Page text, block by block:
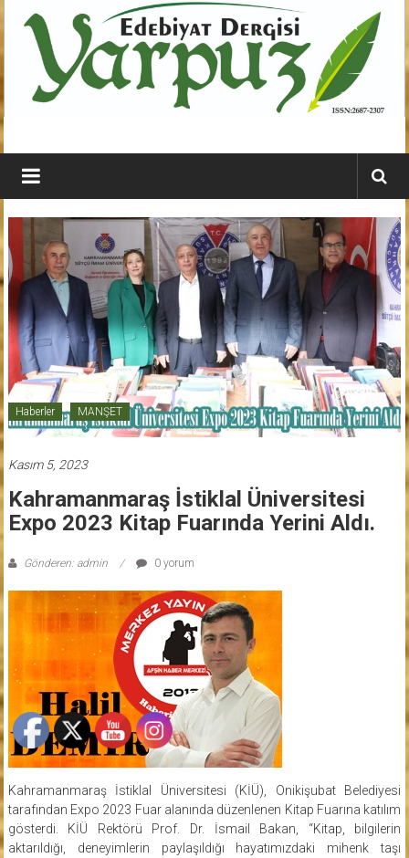
geç
YARPUZ
Edebiyat
Dergisi
Kahramanmaraş'ın
En
Etkili
Edebiyat
Dergisi
Haberler MANŞET
Kasım 5, 2023
Kahramanmaraş İstiklal Üniversitesi
Expo 2023 Kitap Fuarında Yerini Aldı.
Gönderen: admin 0 yorum
Kahramanmaraş İstiklal Üniversitesi (KİÜ), Onikişubat Belediyesi
tarafından Expo 2023 Fuar alanında düzenlenen Kitap Fuarına katılım
gösterdi. KİÜ Rektörü Prof. Dr. İsmail Bakan, “Kitap, bilgilerin
aktarıldığı, deneyimlerin paylaşıldığı hayatımızdaki mihenk taşı